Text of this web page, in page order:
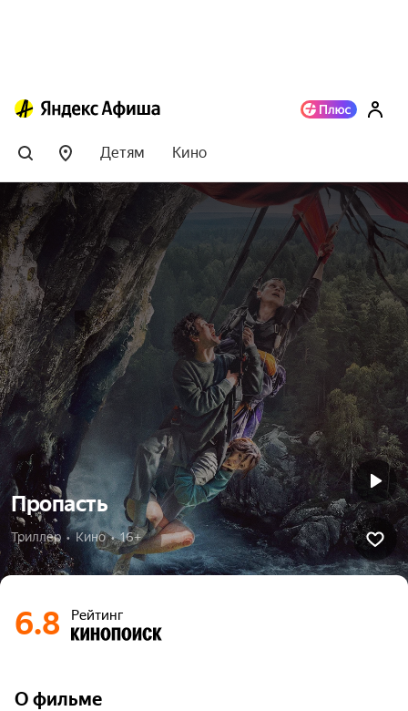
Детям Кино
Пропасть
Триллер  •  Кино  •  16+
6.8 Рейтинг
О фильме